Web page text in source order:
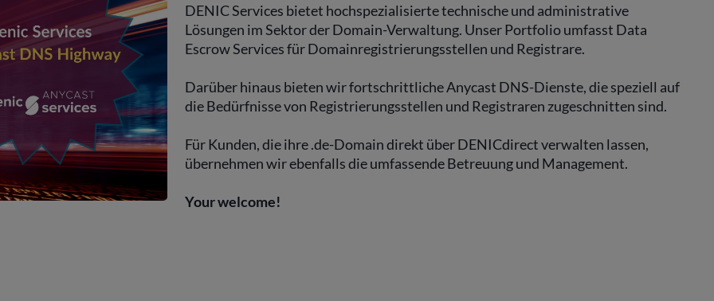
DENIC Services bietet hochspezialisierte technische und administrative
Lösungen im Sektor der Domain-Verwaltung. Unser Portfolio umfasst Data
Escrow Services für Domainregistrierungsstellen und Registrare.
Darüber hinaus bieten wir fortschrittliche Anycast DNS-Dienste, die speziell auf
die Bedürfnisse von Registrierungsstellen und Registraren zugeschnitten sind.
Für Kunden, die ihre .de-Domain direkt über DENICdirect verwalten lassen,
übernehmen wir ebenfalls die umfassende Betreuung und Management.
Your welcome!